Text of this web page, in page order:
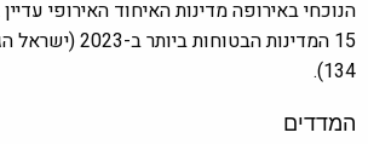
הנוכחי באירופה מדינות האיחוד האירופי
15 המדינות הבטוחות
134).
המדדים